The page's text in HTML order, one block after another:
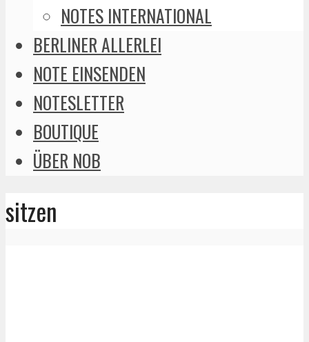
NOTES INTERNATIONAL
BERLINER ALLERLEI
NOTE EINSENDEN
NOTESLETTER
BOUTIQUE
ÜBER NOB
sitzen